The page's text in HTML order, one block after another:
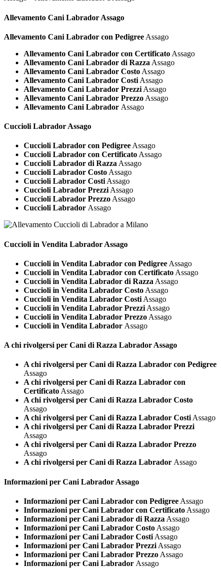
Allevamento Cani Labrador Assago
Allevamento Cani Labrador con Pedigree Assago
Allevamento Cani Labrador con Certificato Assago
Allevamento Cani Labrador di Razza Assago
Allevamento Cani Labrador Costo Assago
Allevamento Cani Labrador Costi Assago
Allevamento Cani Labrador Prezzi Assago
Allevamento Cani Labrador Prezzo Assago
Allevamento Cani Labrador Assago
Cuccioli Labrador Assago
Cuccioli Labrador con PedigreeAssago
Cuccioli Labrador con CertificatoAssago
Cuccioli Labrador di RazzaAssago
Cuccioli Labrador CostoAssago
Cuccioli Labrador CostiAssago
Cuccioli Labrador PrezziAssago
Cuccioli Labrador PrezzoAssago
Cuccioli Labrador Assago
Cuccioli in Vendita Labrador Assago
Cuccioli in Vendita Labrador con Pedigree Assago
Cuccioli in Vendita Labrador con Certificato Assago
Cuccioli in Vendita Labrador di Razza Assago
Cuccioli in Vendita Labrador Costo Assago
Cuccioli in Vendita Labrador Costi Assago
Cuccioli in Vendita Labrador Prezzi Assago
Cuccioli in Vendita Labrador Prezzo Assago
Cuccioli in Vendita Labrador Assago
A chi rivolgersi per Cani di Razza Labrador Assago
A chi rivolgersi per Cani di Razza Labrador con Pedigree
Assago
A chi rivolgersi per Cani di Razza Labrador con
CertificatoAssago
A chi rivolgersi per Cani di Razza Labrador Costo
Assago
A chi rivolgersi per Cani di Razza Labrador CostiAssago
A chi rivolgersi per Cani di Razza Labrador Prezzi
Assago
A chi rivolgersi per Cani di Razza Labrador Prezzo
Assago
A chi rivolgersi per Cani di Razza Labrador Assago
Informazioni per Cani Labrador Assago
Informazioni per Cani Labrador con Pedigree Assago
Informazioni per Cani Labrador con Certificato Assago
Informazioni per Cani Labrador di Razza Assago
Informazioni per Cani Labrador Costo Assago
Informazioni per Cani Labrador Costi Assago
Informazioni per Cani Labrador Prezzi Assago
Informazioni per Cani Labrador Prezzo Assago
Informazioni per Cani Labrador Assago